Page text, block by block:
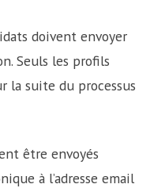
doivent envoyer
Seuls les profils
la suite du processus
être envoyés
à l’adresse email